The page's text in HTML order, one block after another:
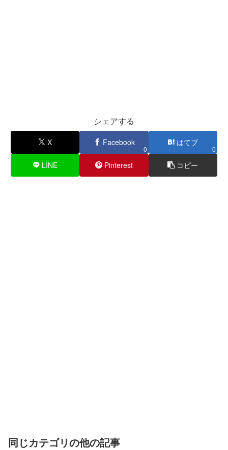
シェアする
X Facebook
0
はてブ
0
LINE Pinterest コピー
同じカテゴリの他の記事